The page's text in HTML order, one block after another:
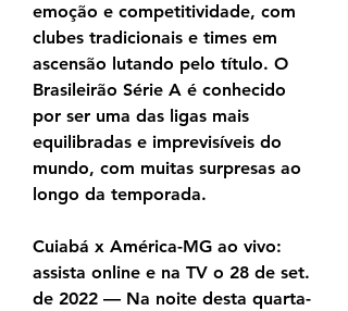
emoção e competitividade, com
clubes tradicionais e times em
ascensão lutando pelo título. O
Brasileirão Série A é conhecido
por ser uma das ligas mais
equilibradas e imprevisíveis do
mundo, com muitas surpresas ao
longo da temporada.
Cuiabá x América-MG ao vivo:
assista online e na TV o 28 de set.
de 2022 — Na noite desta quarta-